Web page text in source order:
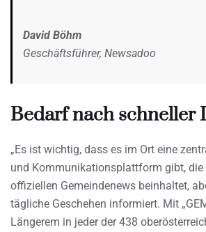
David Böhm
Geschäftsführer, Newsadoo
Bedarf nach schneller
„Es ist wichtig, dass es im Ort eine
und Kommunikationsplattform gibt, die
offiziellen Gemeindenews beinhaltet,
tägliche Geschehen informiert. Mit
Längerem in jeder der 438